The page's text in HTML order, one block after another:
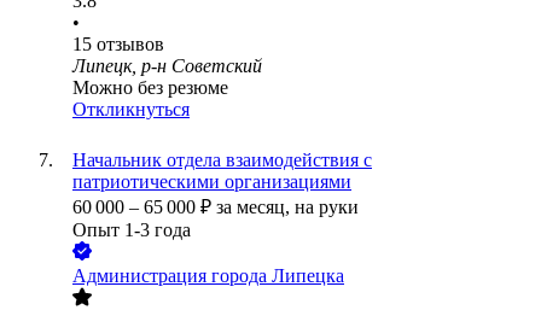
•
15 отзывов
Липецк, р-н Советский
Можно без резюме
Откликнуться
Начальник отдела взаимодействия с
патриотическими организациями
60 000 – 65 000 ₽ за месяц, на руки
Опыт 1-3 года
Администрация города Липецка